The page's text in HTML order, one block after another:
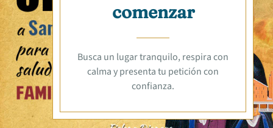
comenzar
Busca un lugar tranquilo, respira con
calma y presenta tu petición con
confianza.